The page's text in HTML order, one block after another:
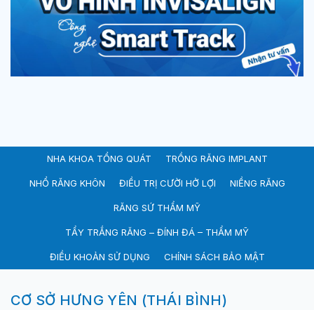
NHA KHOA TỔNG QUÁT TRỒNG RĂNG IMPLANT
NHỔ RĂNG KHÔN ĐIỀU TRỊ CƯỜI HỞ LỢI NIỀNG RĂNG
RĂNG SỨ THẨM MỸ
TẨY TRẮNG RĂNG – ĐÍNH ĐÁ – THẨM MỸ
ĐIỀU KHOẢN SỬ DỤNG CHÍNH SÁCH BẢO MẬT
CƠ SỞ HƯNG YÊN (THÁI BÌNH)